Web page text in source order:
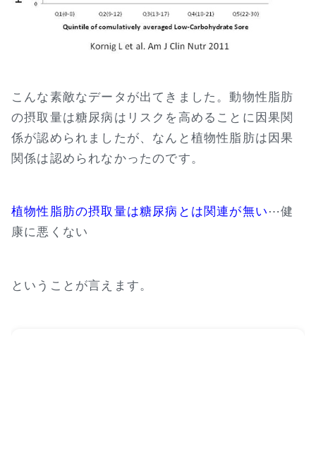
こんな素敵なデータが出てきました。動物性脂肪
の摂取量は糖尿病はリスクを高めることに因果関
係が認められましたが、なんと植物性脂肪は因果
関係は認められなかったのです。
植物性脂肪の摂取量は糖尿病とは関連が無い ⋯健
康に悪くない
ということが言えます。